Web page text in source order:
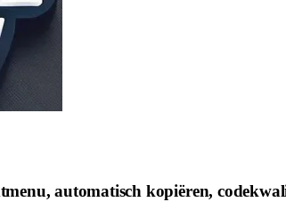
automatisch kopiëren,